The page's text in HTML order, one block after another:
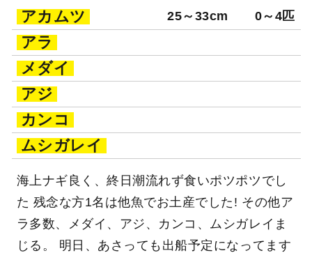
アカムツ 25～33cm 0～4匹
アラ
メダイ
アジ
カンコ
ムシガレイ
海上ナギ良く、終日潮流れず食いポツポツでし
た 残念な方1名は他魚でお土産でした! その他ア
ラ多数、メダイ、アジ、カンコ、ムシガレイま
じる。 明日、あさっても出船予定になってます